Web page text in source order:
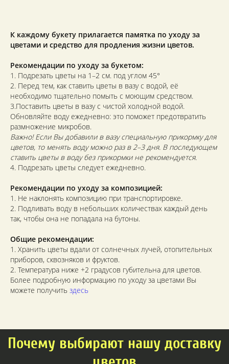
К каждому букету прилагается памятка по уходу за
цветами и средство для продления жизни цветов.
Рекомендации по уходу за букетом:
1. Подрезать цветы на 1–2 см. под углом 45°
2. Перед тем, как ставить цветы в вазу с водой, её
необходимо тщательно помыть с моющим средством.
3.Поставить цветы в вазу с чистой холодной водой.
Обновляйте воду ежедневно: это поможет предотвратить
размножение микробов.
Важно! Если Вы добавили в вазу специальную прикормку для
цветов, то менять воду можно раз в 2–3 дня. В последующем
ставить цветы в воду без прикормки не рекомендуется.
4. Подрезать цветы следует ежедневно.
Рекомендации по уходу за композицией:
1. Не наклонять композицию при транспортировке.
2. Подливать воду в небольших количествах каждый день
так, чтобы она не попадала на бутоны.
Общие рекомендации:
1. Хранить цветы вдали от солнечных лучей, отопительных
приборов, сквозняков и фруктов.
2. Температура ниже +2 градусов губительна для цветов.
Более подробную информацию по уходу за цветами Вы
можете получить здесь
Почему выбирают нашу доставку